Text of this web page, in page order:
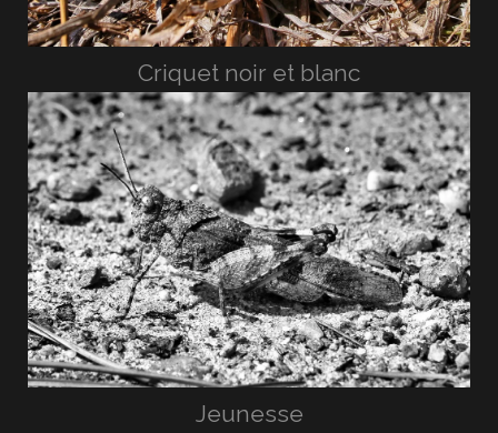
Criquet noir et blanc
Jeunesse